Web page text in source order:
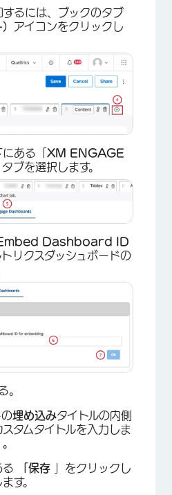
×
るには、ブックのタブ
アイコンをクリックし
ある「 XM ENGAGE
タブを選択します。
Dashboard ID
リクスダッシュボードの
。
埋め込みタイトルの内側
タムタイトルを入力しま
る 「保存
」をクリックし
す。